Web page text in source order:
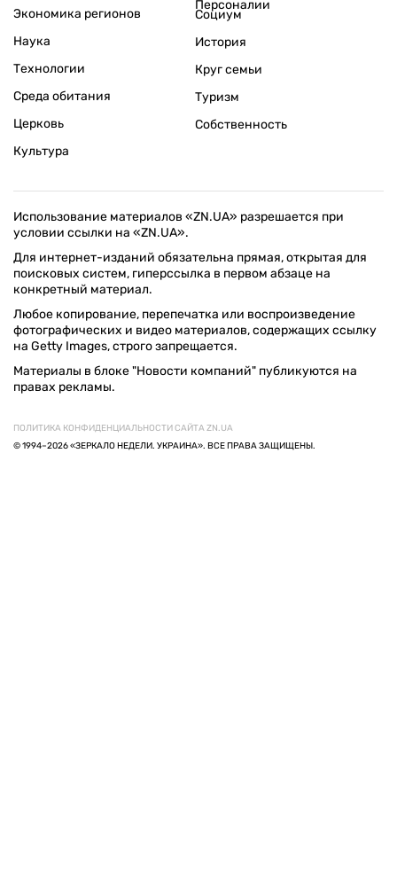
Экономика регионов
Персоналии
Наука
Технологии
Среда обитания
Церковь
Культура
Социум
История
Круг семьи
Туризм
Собственность
Использование материалов «ZN.UA» разрешается при
условии ссылки на «ZN.UA».
Для интернет-изданий обязательна прямая, открытая для
поисковых систем, гиперссылка в первом абзаце на
конкретный материал.
Любое копирование, перепечатка или воспроизведение
фотографических и видео материалов, содержащих ссылку
на Getty Images, строго запрещается.
Материалы в блоке "Новости компаний" публикуются на
правах рекламы.
ПОЛИТИКА КОНФИДЕНЦИАЛЬНОСТИ САЙТА ZN.UA
© 1994–2026 «ЗЕРКАЛО НЕДЕЛИ. УКРАИНА». ВСЕ ПРАВА ЗАЩИЩЕНЫ.